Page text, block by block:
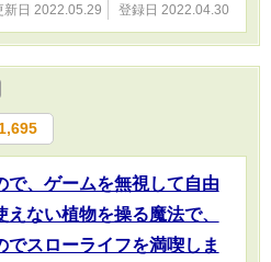
新日 2022.05.29 登録日 2022.04.30
で、ゲームを無視して自由
ない植物を操る魔法で、
でスローライフを満喫しま